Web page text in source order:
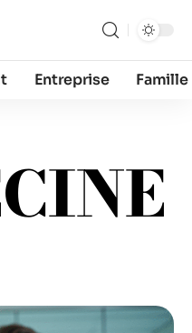
Entreprise Famille